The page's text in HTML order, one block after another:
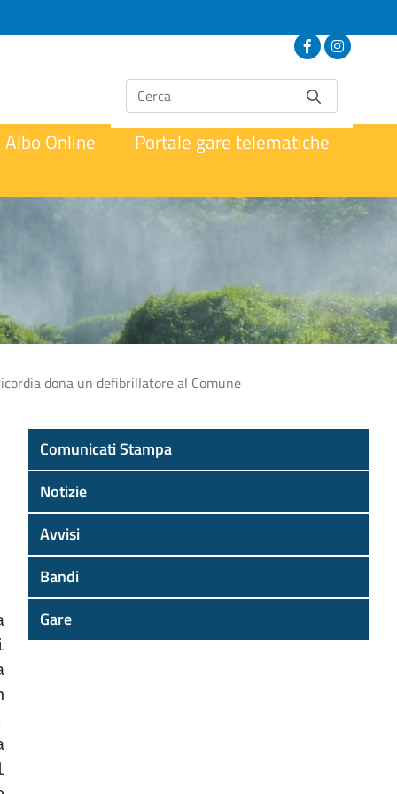
Albo Online Portale gare telematiche
dona un defibrillatore al Comune
Comunicati Stampa
Notizie
Avvisi
Bandi
Gare